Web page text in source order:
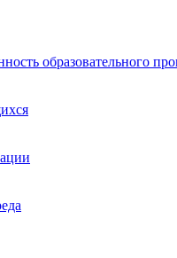
образовательного